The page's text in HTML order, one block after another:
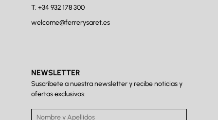
T. +34 932 178 300
welcome@ferrerysaret.es
NEWSLETTER
Suscríbete a nuestra newsletter y recibe noticias y
ofertas exclusivas: